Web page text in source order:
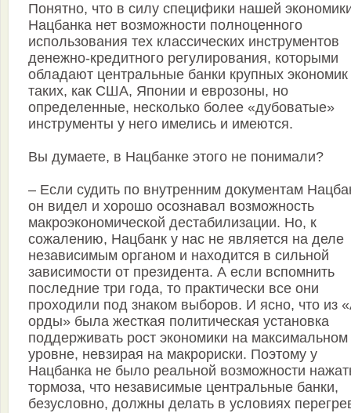
Понятно, что в силу специфики нашей
Нацбанка нет возможности полноценного
использования тех классических инструментов
денежно-кредитного регулирования, которыми
обладают центральные банки крупных экономик
таких, как США, Японии и еврозоны, но
определенные, несколько более «дубоватые»
инструменты у него имелись и имеются.
Вы думаете, в Нацбанке этого не понимали?
– Если судить по внутренним документам
он видел и хорошо осознавал возможность
макроэкономической дестабилизации. Но, к
сожалению, Нацбанк у нас не является на деле
независимым органом и находится в сильной
зависимости от президента. А если вспомнить
последние три года, то практически все они
проходили под знаком выборов. И ясно, что из
орды» была жесткая политическая установка
поддерживать рост экономики на максимальном
уровне, невзирая на макрориски. Поэтому у
Нацбанка не было реальной возможности
тормоза, что независимые центральные банки,
безусловно, должны делать в условиях